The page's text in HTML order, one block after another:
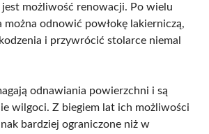
jest możliwość renowacji. Po wielu
można odnowić powłokę lakierniczą,
i przywrócić stolarce niemal
odnawiania powierzchni i są
wilgoci. Z biegiem lat ich możliwości
bardziej ograniczone niż w